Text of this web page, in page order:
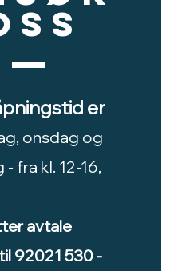
er
onsdag og
- fra kl. 12-16,
avtale
92021 530 -